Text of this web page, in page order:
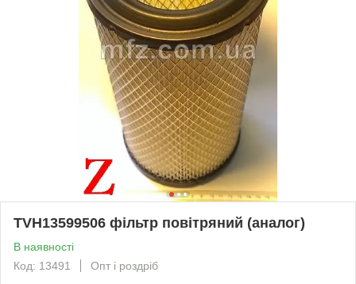
TVH13599506 фільтр повітряний (аналог)
В наявності
Код: 13491
Опт і роздріб